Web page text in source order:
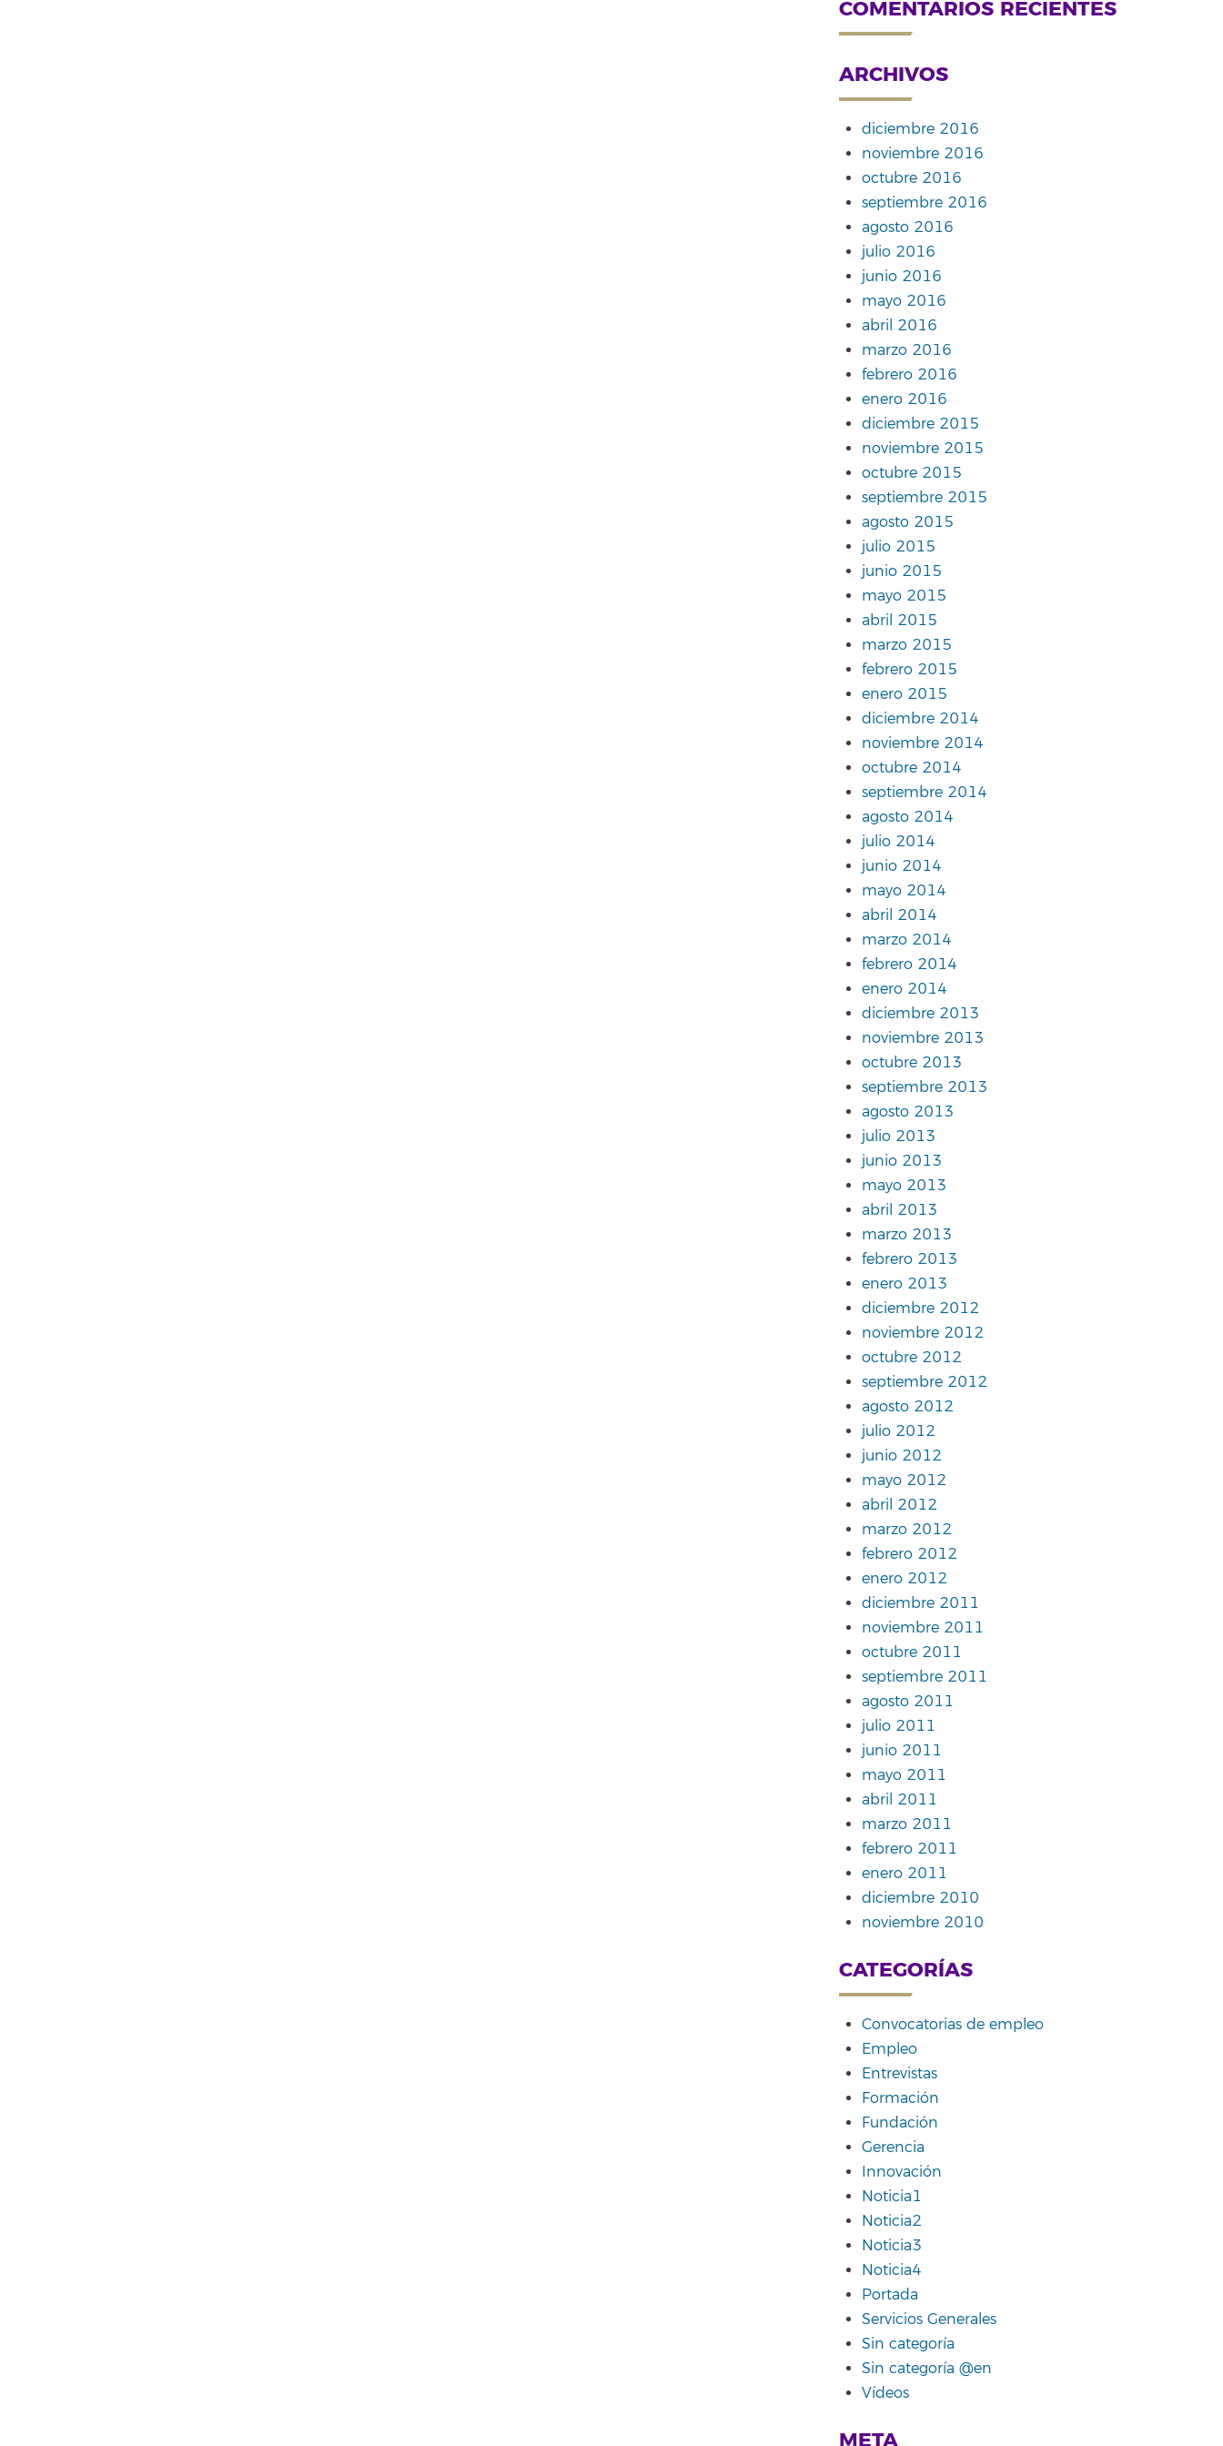
COMENTARIOS RECIENTES
ARCHIVOS
diciembre 2016
noviembre 2016
octubre 2016
septiembre 2016
agosto 2016
julio 2016
junio 2016
mayo 2016
abril 2016
marzo 2016
febrero 2016
enero 2016
diciembre 2015
noviembre 2015
octubre 2015
septiembre 2015
agosto 2015
julio 2015
junio 2015
mayo 2015
abril 2015
marzo 2015
febrero 2015
enero 2015
diciembre 2014
noviembre 2014
octubre 2014
septiembre 2014
agosto 2014
julio 2014
junio 2014
mayo 2014
abril 2014
marzo 2014
febrero 2014
enero 2014
diciembre 2013
noviembre 2013
octubre 2013
septiembre 2013
agosto 2013
julio 2013
junio 2013
mayo 2013
abril 2013
marzo 2013
febrero 2013
enero 2013
diciembre 2012
noviembre 2012
octubre 2012
septiembre 2012
agosto 2012
julio 2012
junio 2012
mayo 2012
abril 2012
marzo 2012
febrero 2012
enero 2012
diciembre 2011
noviembre 2011
octubre 2011
septiembre 2011
agosto 2011
julio 2011
junio 2011
mayo 2011
abril 2011
marzo 2011
febrero 2011
enero 2011
diciembre 2010
noviembre 2010
CATEGORÍAS
Convocatorias de empleo
Empleo
Entrevistas
Formación
Fundación
Gerencia
Innovación
Noticia1
Noticia2
Noticia3
Noticia4
Portada
Servicios Generales
Sin categoría
Sin categoría @en
Vídeos
META